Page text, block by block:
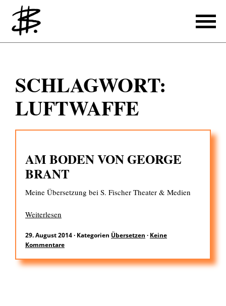
Schreiben
Referenzen
Produzieren
Übersetzen
Referenzen
Über mich
EN
SCHLAGWORT:
LUFTWAFFE
AM BODEN VON GEORGE
BRANT
Meine Übersetzung bei S. Fischer Theater & Medien
Weiterlesen
29. August 2014· Kategorien Übersetzen · Keine
Kommentare